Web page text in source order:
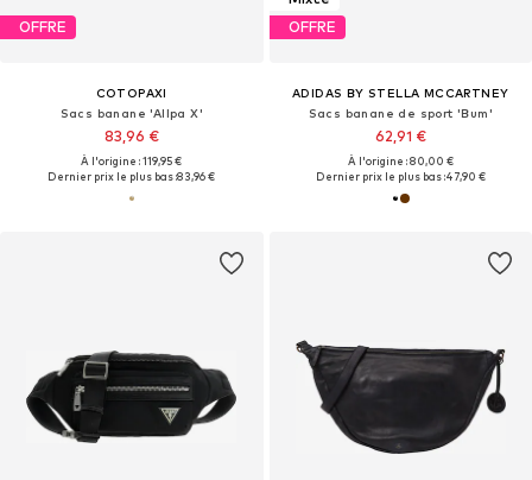
OFFRE
COTOPAXI
Sacs banane 'Allpa X'
83,96 €
À l'origine : 119,95 €
Dernier prix le plus bas :83,96 €
OFFRE
ADIDAS BY STELLA MCCARTNEY
Sacs banane de sport 'Bum'
62,91 €
À l'origine : 80,00 €
Dernier prix le plus bas :47,90 €